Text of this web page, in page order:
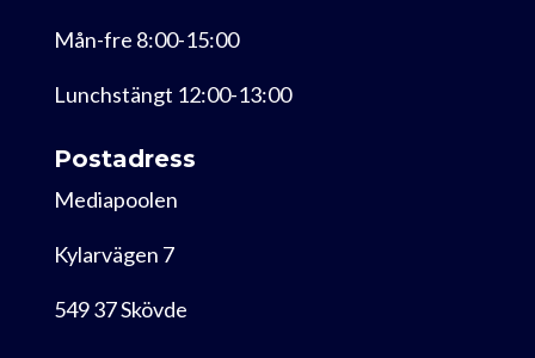
Mån-fre 8:00-15:00
Lunchstängt 12:00-13:00
Postadress
Mediapoolen
Kylarvägen 7
549 37 Skövde